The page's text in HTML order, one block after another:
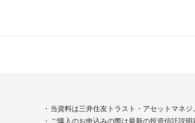
当資料は三井住友トラスト・アセットマネ
ご購入のお申込みの際は最新の投資信託説